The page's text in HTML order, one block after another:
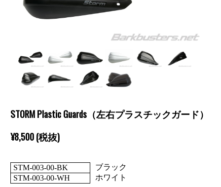
STORM Plastic Guards（左右プラスチックガード）
¥8,500 (税抜)
STM-003-00-BK
ブラック
STM-003-00-WH
ホワイト